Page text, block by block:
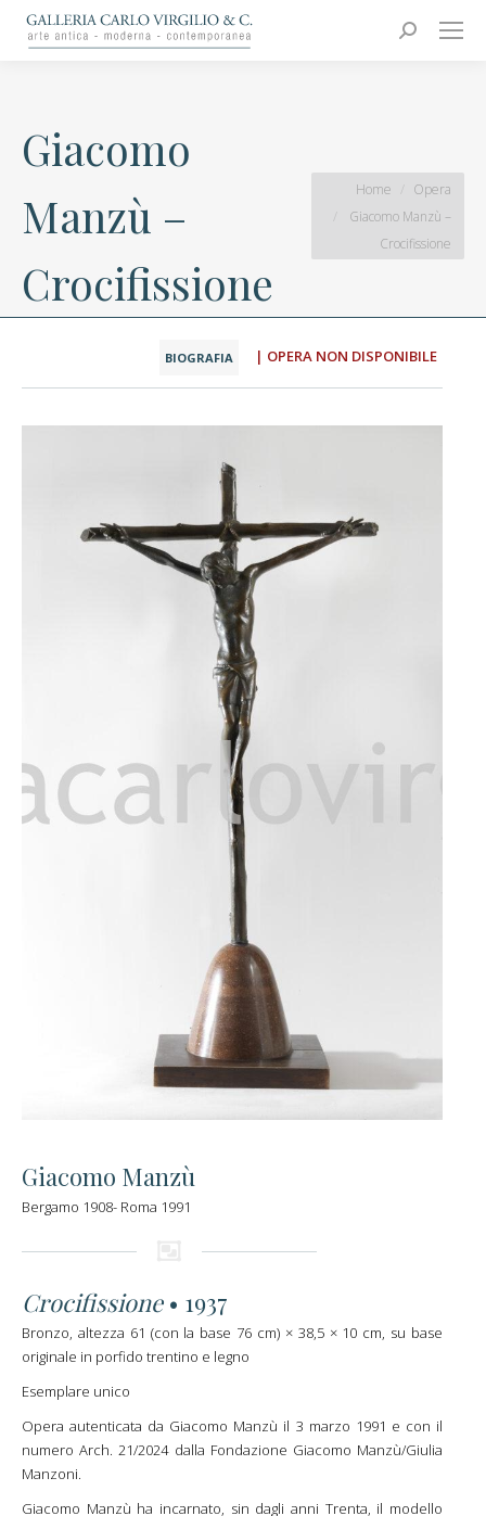
Search:
Carlo Virgilio & C.
Arte moderna e contemporanea
Giacomo
Manzù –
Crocifissione
You are here:
Home
Opera
Giacomo Manzù –
Crocifissione
BIOGRAFIA | OPERA NON DISPONIBILE
Giacomo Manzù
Bergamo 1908- Roma 1991
Crocifissione • 1937
Bronzo, altezza 61 (con la base 76 cm) × 38,5 × 10 cm, su base
originale in porfido trentino e legno
Esemplare unico
Opera autenticata da Giacomo Manzù il 3 marzo 1991 e con il
numero Arch. 21/2024 dalla Fondazione Giacomo Manzù/Giulia
Manzoni.
Giacomo Manzù ha incarnato, sin dagli anni Trenta, il modello